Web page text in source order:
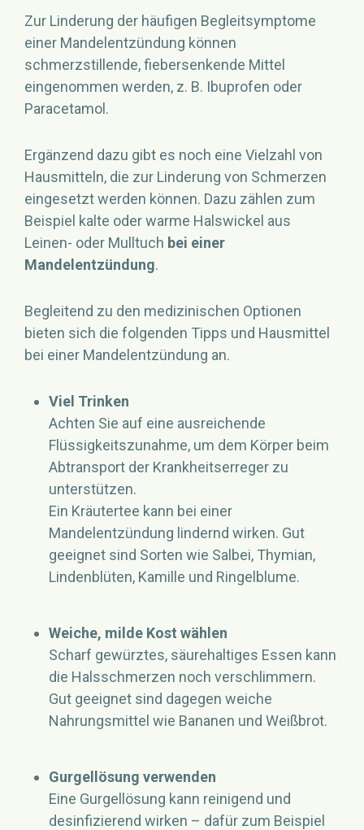
Zur Linderung der häufigen Begleitsymptome
einer Mandelentzündung können
schmerzstillende, fiebersenkende Mittel
eingenommen werden, z. B. Ibuprofen oder
Paracetamol.
Ergänzend dazu gibt es noch eine Vielzahl von
Hausmitteln, die zur Linderung von Schmerzen
eingesetzt werden können. Dazu zählen zum
Beispiel kalte oder warme Halswickel aus
Leinen- oder Mulltuch bei einer
Mandelentzündung.
Begleitend zu den medizinischen Optionen
bieten sich die folgenden Tipps und Hausmittel
bei einer Mandelentzündung an.
Viel Trinken
Achten Sie auf eine ausreichende
Flüssigkeitszunahme, um dem Körper beim
Abtransport der Krankheitserreger zu
unterstützen.
Ein Kräutertee kann bei einer
Mandelentzündung lindernd wirken. Gut
geeignet sind Sorten wie Salbei, Thymian,
Lindenblüten, Kamille und Ringelblume.
Weiche, milde Kost wählen
Scharf gewürztes, säurehaltiges Essen kann
die Halsschmerzen noch verschlimmern.
Gut geeignet sind dagegen weiche
Nahrungsmittel wie Bananen und Weißbrot.
Gurgellösung verwenden
Eine Gurgellösung kann reinigend und
desinfizierend wirken – dafür zum Beispiel